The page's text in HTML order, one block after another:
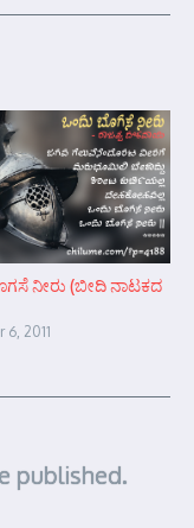
ನೀರು (ಬೀದಿ ನಾಟಕದ
6, 2011
published.